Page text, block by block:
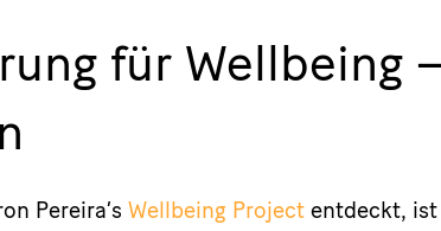
für Wellbeing
Pereira’sWellbeing Project entdeckt,